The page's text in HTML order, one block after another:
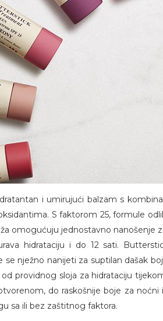
i umirujući balzam s
S faktorom 25, formule
omogućuju jednostavno nanošenje
hidrataciju i do 12 sati.
nježno nanijeti za suptilan dašak
providnog sloja za hidrataciju
do raskošnije boje za noćni
sa ili bez zaštitnog faktora.